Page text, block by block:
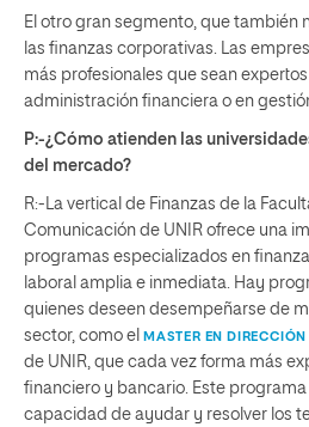
El otro gran segmento, que también
las finanzas corporativas. Las
más profesionales que sean
administración financiera o en
P:-¿Cómo atienden las
del mercado?
R:-La vertical de Finanzas de la
Comunicación de UNIR ofrece una
programas especializados en
laboral amplia e inmediata. Hay
quienes deseen desempeñarse de
sector, como el
MASTER EN
de UNIR, que cada vez forma más
financiero y bancario. Este
capacidad de ayudar y resolver los